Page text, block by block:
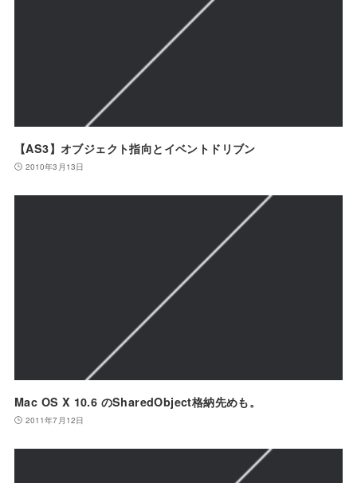
【AS3】オブジェクト指向とイベントドリブン
2010年3月13日
Mac OS X 10.6 のSharedObject格納先めも。
2011年7月12日